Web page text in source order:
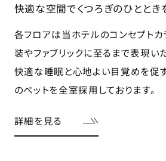
快適な空間でくつろぎのひとときを
各フロアは当ホテルのコンセプトカ
装やファブリックに至るまで表現い
快適な睡眠と心地よい目覚めを促
のベットを全室採用しております。
詳細を見る